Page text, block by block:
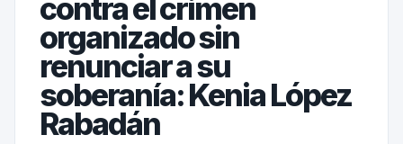
contra el crimen
organizado sin
renunciar a su
soberanía: Kenia López
Rabadán